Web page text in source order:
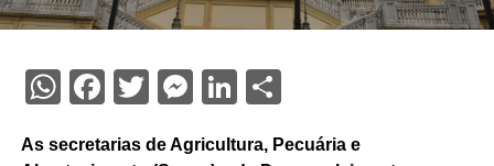
WhatsApp
Facebook
Twitter
Messenger
LinkedIn
Share
As secretarias de Agricultura, Pecuária e